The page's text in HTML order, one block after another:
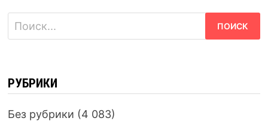
Найти:
РУБРИКИ
Без рубрики (4 083)